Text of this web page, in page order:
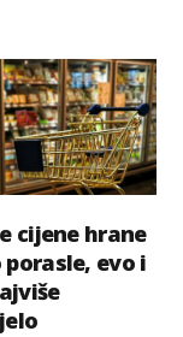
cijene hrane
porasle, evo i